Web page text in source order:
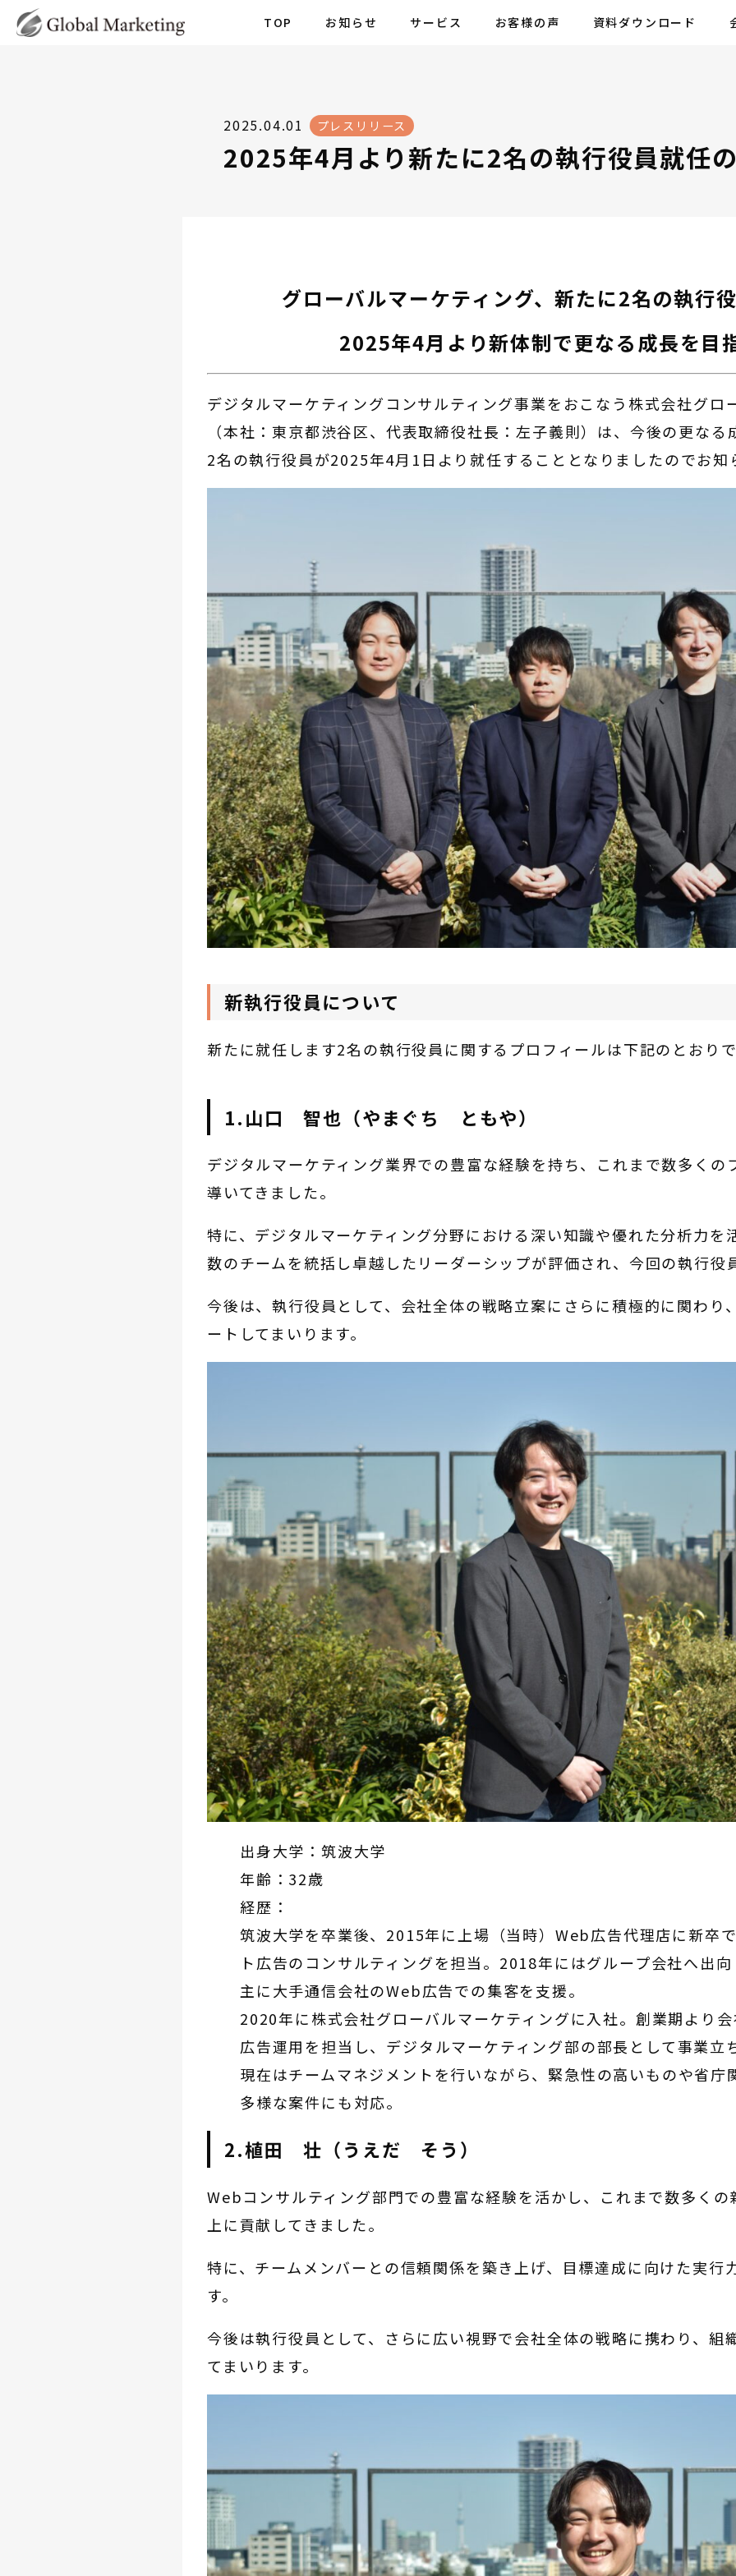
TOP お知らせ サービス お客様の声 資料ダウンロード
2025.04.01 プレスリリース
2025年4月より新たに2名の執行役員就任
グローバルマーケティング、新たに2名の執行
2025年4月より新体制で更なる成長を目
デジタルマーケティングコンサルティング事業をおこなう株式会社グロ
（本社：東京都渋谷区、代表取締役社長：左子義則）は、今後の更な
2名の執行役員が2025年4月1日より就任することとなりましたのでお知
新執行役員について
新たに就任します2名の執行役員に関するプロフィールは下記のとおり
1.山口 智也（やまぐち ともや）
デジタルマーケティング業界での豊富な経験を持ち、これまで数多くの
導いてきました。
特に、デジタルマーケティング分野における深い知識や優れた分析力を
数のチームを統括し卓越したリーダーシップが評価され、今回の執行役
今後は、執行役員として、会社全体の戦略立案にさらに積極的に関わり
ートしてまいります。
出身大学：筑波大学
年齢：32歳
経歴：
筑波大学を卒業後、2015年に上場（当時）Web広告代理店に新卒
ト広告のコンサルティングを担当。2018年にはグループ会社へ出
主に大手通信会社のWeb広告での集客を支援。
2020年に株式会社グローバルマーケティングに入社。創業期より
広告運用を担当し、デジタルマーケティング部の部長として事業立
現在はチームマネジメントを行いながら、緊急性の高いものや省庁
多様な案件にも対応。
2.植田 壮（うえだ そう）
Webコンサルティング部門での豊富な経験を活かし、これまで数多く
上に貢献してきました。
特に、チームメンバーとの信頼関係を築き上げ、目標達成に向けた実行
す。
今後は執行役員として、さらに広い視野で会社全体の戦略に携わり、組
てまいります。